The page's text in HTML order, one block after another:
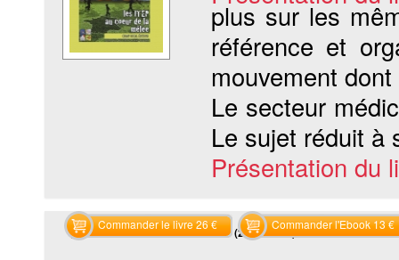
plus sur les
référence et
mouvement
Le secteur
Le sujet réduit à
Présentation du
Commander le livre 26 € Commander l'Ebook 13 €
Recherche sur les mots clés (2 résultats)